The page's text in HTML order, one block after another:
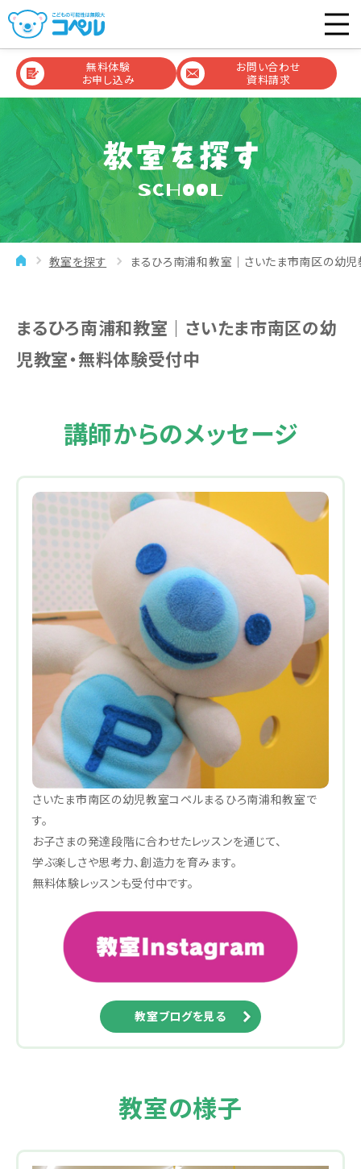
無料体験
お申し込み
お問い合わせ
資料請求
SCHOOL
教室を探す まるひろ南浦和教室｜さいたま市南区の幼
まるひろ南浦和教室｜さいたま市南区の幼
児教室・無料体験受付中
講師からのメッセージ
さいたま市南区の幼児教室コペルまるひろ南浦和教室で
す。
お子さまの発達段階に合わせたレッスンを通じて、
学ぶ楽しさや思考力、創造力を育みます。
無料体験レッスンも受付中です。
教室ブログを見る
教室の様子